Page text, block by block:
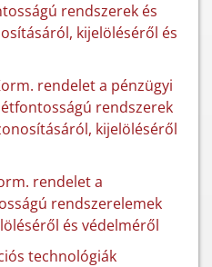
rendszerek és
kijelöléséről és
rendelet a pénzügyi
rendszerek
kijelöléséről
rendelet a
rendszerelemek
és védelméről
technológiák